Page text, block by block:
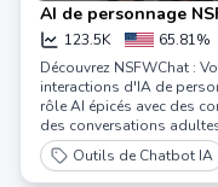
AI de personnage
NSFWChat
123.5K 65.81%
Découvrez NSFWChat :
interactions d'IA de
rôle AI épicés avec des
des conversations
Outils de Chatbot IA